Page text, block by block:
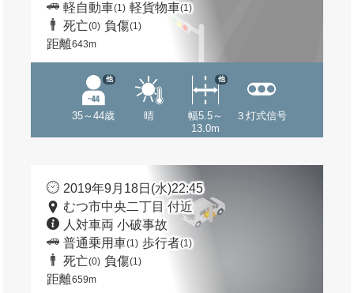
軽自動車(1) 軽貨物車(1)
死亡(0) 負傷(1)
距離643m
35～44歳
他
晴
幅5.5～
13.0m
他
３灯式信号
2019年9月18日(水)22:45
むつ市中央二丁目 付近
人対車両 小破事故
普通乗用車(1) 歩行者(1)
死亡(0) 負傷(1)
距離659m